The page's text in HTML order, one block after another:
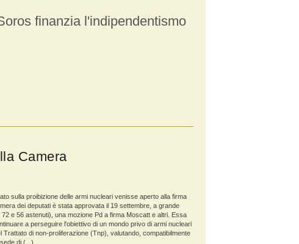
finanzia l'indipendentismo
Camera
sulla proibizione delle armi nucleari venisse aperto alla firma
dei deputati è stata approvata il 19 settembre, a grande
e 56 astenuti), una mozione Pd a firma Moscatt e altri. Essa
a perseguire l'obiettivo di un mondo privo di armi nucleari
Trattato di non-proliferazione (Tnp), valutando, compatibilmente
di (...)